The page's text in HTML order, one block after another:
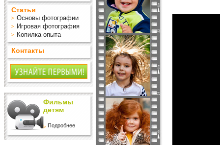
Статьи
Основы фотографии
Игровая фотография
Копилка опыта
Контакты
Фильмы
детям
Подробнее